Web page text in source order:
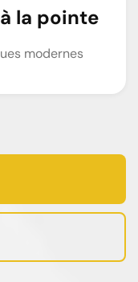
la pointe
modernes